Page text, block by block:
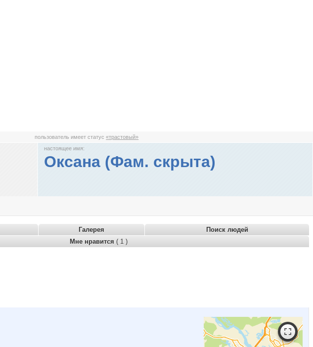
пользователь имеет статус«трастовый»
настоящее имя:
Оксана (Фам. скрыта)
Галерея
Поиск людей
Мне нравится ( 1 )